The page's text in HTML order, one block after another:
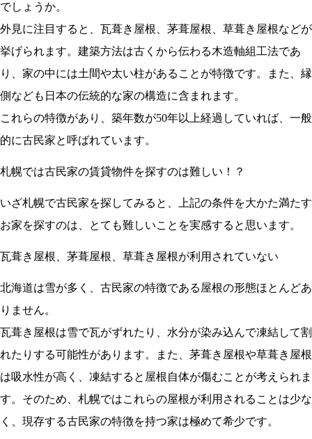
でしょうか。
外見に注目すると、瓦葺き屋根、茅葺屋根、草葺き屋根などが
挙げられます。建築方法は古くから伝わる木造軸組工法であ
り、家の中には土間や太い柱があることが特徴です。また、縁
側なども日本の伝統的な家の構造に含まれます。
これらの特徴があり、築年数が50年以上経過していれば、一般
的に古民家と呼ばれています。
札幌では古民家の賃貸物件を探すのは難しい！？
いざ札幌で古民家を探してみると、上記の条件を大かた満たす
お家を探すのは、とても難しいことを実感すると思います。
瓦葺き屋根、茅葺屋根、草葺き屋根が利用されていない
北海道は雪が多く、古民家の特徴である屋根の形態ほとんどあ
りません。
瓦葺き屋根は雪で瓦がずれたり、水分が染み込んで凍結して割
れたりする可能性があります。また、茅葺き屋根や草葺き屋根
は吸水性が高く、凍結すると屋根自体が傷むことが考えられま
す。そのため、札幌ではこれらの屋根が利用されることは少な
く、現存する古民家の特徴を持つ家は極めて希少です。